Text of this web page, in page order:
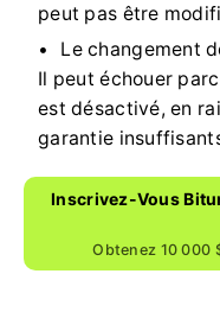
peut pas être
Le changement
Il peut échouer
est désactivé, en
garantie
Inscrivez-Vous
Obtenez 10 000